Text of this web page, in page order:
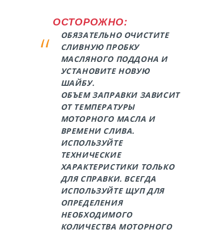
ОСТОРОЖНО:
ОБЯЗАТЕЛЬНО ОЧИСТИТЕ
СЛИВНУЮ ПРОБКУ
МАСЛЯНОГО ПОДДОНА И
УСТАНОВИТЕ НОВУЮ
ШАЙБУ.
ОБЪЕМ ЗАПРАВКИ ЗАВИСИТ
ОТ ТЕМПЕРАТУРЫ
МОТОРНОГО МАСЛА И
ВРЕМЕНИ СЛИВА.
ИСПОЛЬЗУЙТЕ
ТЕХНИЧЕСКИЕ
ХАРАКТЕРИСТИКИ ТОЛЬКО
ДЛЯ СПРАВКИ. ВСЕГДА
ИСПОЛЬЗУЙТЕ ЩУП ДЛЯ
ОПРЕДЕЛЕНИЯ
НЕОБХОДИМОГО
КОЛИЧЕСТВА МОТОРНОГО